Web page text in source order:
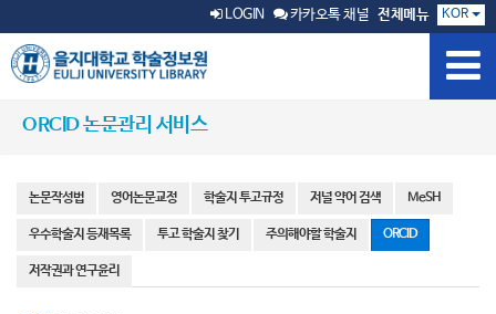
LOGIN 카카오톡 채널 전체메뉴 KOR
ORCID 논문관리 서비스
논문작성법 영어논문교정 학술지 투고규정 저널 약어 검색 MeSH
우수학술지 등재목록 투고 학술지 찾기 주의해야할 학술지 ORCID
저작권과 연구윤리